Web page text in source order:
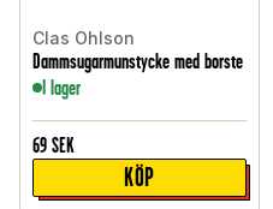
Clas Ohlson
Dammsugarmunstycke med borste
I lager
69 SEK
KÖP